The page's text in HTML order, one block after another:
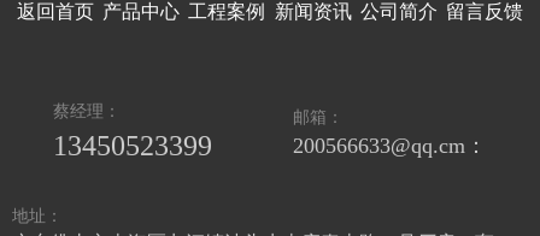
返回首页 产品中心 工程案例 新闻资讯 公司简介 留言反馈
蔡经理：
13450523399
邮箱：
200566633@qq.cm：
地址：